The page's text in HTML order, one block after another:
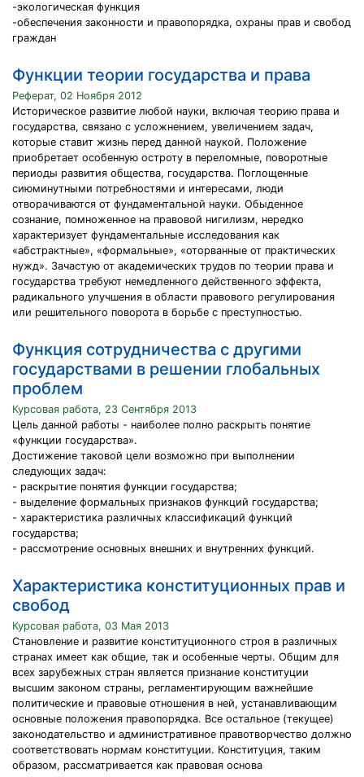
-экологическая функция
-обеспечения законности и правопорядка, охраны прав и свобод
граждан
Функции теории государства и права
Реферат, 02 Ноября 2012
Историческое развитие любой науки, включая теорию права и
государства, связано с усложнением, увеличением задач,
которые ставит жизнь перед данной наукой. Положение
приобретает особенную остроту в переломные, поворотные
периоды развития общества, государства. Поглощенные
сиюминутными потребностями и интересами, люди
отворачиваются от фундаментальной науки. Обыденное
сознание, помноженное на правовой нигилизм, нередко
характеризует фундаментальные исследования как
«абстрактные», «формальные», «оторванные от практических
нужд». Зачастую от академических трудов по теории права и
государства требуют немедленного действенного эффекта,
радикального улучшения в области правового регулирования
или решительного поворота в борьбе с преступностью.
Функция сотрудничества с другими
государствами в решении глобальных
проблем
Курсовая работа, 23 Сентября 2013
Цель данной работы - наиболее полно раскрыть понятие
«функции государства».
Достижение таковой цели возможно при выполнении
следующих задач:
- раскрытие понятия функции государства;
- выделение формальных признаков функций государства;
- характеристика различных классификаций функций
государства;
- рассмотрение основных внешних и внутренних функций.
Характеристика конституционных прав и
свобод
Курсовая работа, 03 Мая 2013
Становление и развитие конституционного строя в различных
странах имеет как общие, так и особенные черты. Общим для
всех зарубежных стран является признание конституции
высшим законом страны, регламентирующим важнейшие
политические и правовые отношения в ней, устанавливающим
основные положения правопорядка. Все остальное (текущее)
законодательство и административное правотворчество должно
соответствовать нормам конституции. Конституция, таким
образом, рассматривается как правовая основа